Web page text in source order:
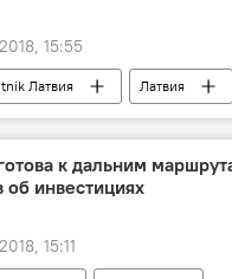
15:55
Латвия
Латвия
Waffen SS
к дальним
об инвестициях
15:11